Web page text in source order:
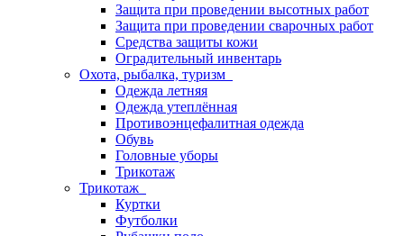
Защита при проведении высотных работ
Защита при проведении сварочных работ
Средства защиты кожи
Оградительный инвентарь
Охота, рыбалка, туризм
Одежда летняя
Одежда утеплённая
Противоэнцефалитная одежда
Обувь
Головные уборы
Трикотаж
Трикотаж
Куртки
Футболки